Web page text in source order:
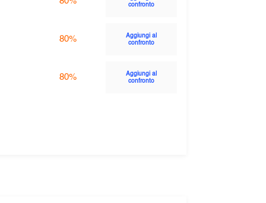
confronto
80%
Aggiungi al
confronto
80%
Aggiungi al
confronto